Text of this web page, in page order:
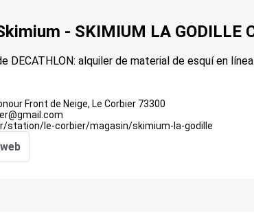
- SKIMIUM LA GODILLE
DECATHLON: alquiler de material de esquí en
Front de Neige, Le Corbier 73300
station/le-corbier/magasin/skimium-la-godille